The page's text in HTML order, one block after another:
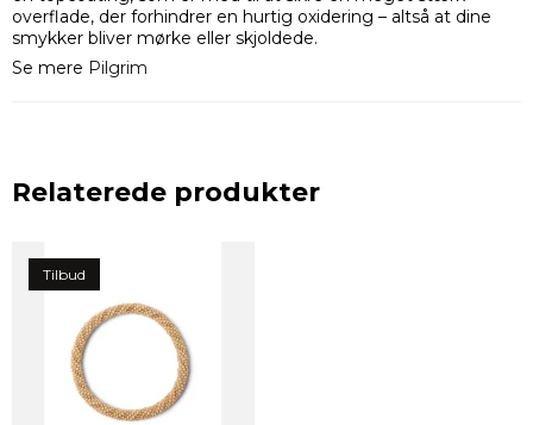
overflade, der forhindrer en hurtig oxidering – altså at dine
smykker bliver mørke eller skjoldede.
Se mere Pilgrim
Relaterede produkter
Tilbud